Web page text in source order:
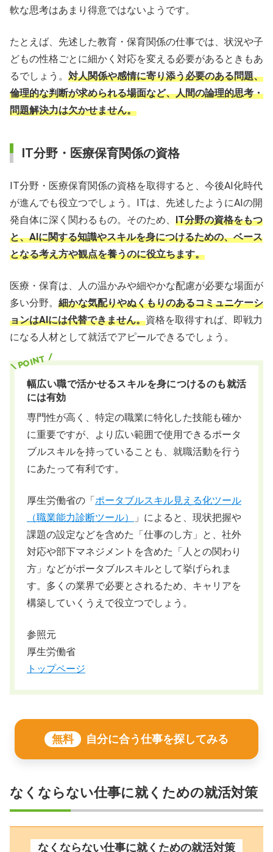
軟な思考はあまり得意ではないようです。
たとえば、先述した教育・保育関係の仕事では、状況や子
どもの性格ごとに細かく対応を変える必要があるときもあ
るでしょう。 対人関係や感情に寄り添う必要のある問題、
倫理的な判断が求められる場面など、人間の論理的思考・
問題解決力は欠かせません。
IT分野・医療保育関係の資格
IT分野・医療保育関係の資格を取得すると、今後AI化時代
が進んでも役立つでしょう。ITは、先述したようにAIの開
発自体に深く関わるもの。そのため、 IT分野の資格をもつ
と、AIに関する知識やスキルを身につけるための、ベース
となる考え方や観点を養うのに役立ちます。
医療・保育は、人の温かみや細やかな配慮が必要な場面が
多い分野。 細かな気配りやぬくもりのあるコミュニケーシ
ョンはAIには代替できません。資格を取得すれば、即戦力
になる人材として就活でアピールできるでしょう。
幅広い職で活かせるスキルを身につけるのも就活
には有効
専門性が高く、特定の職業に特化した技能も確か
に重要ですが、より広い範囲で使用できるポータ
ブルスキルを持っていることも、就職活動を行う
にあたって有利です。
厚生労働省の「 ポータブルスキル見える化ツール
（職業能力診断ツール）
」によると、現状把握や
課題の設定などを含めた「仕事のし方」と、社外
対応や部下マネジメントを含めた「人との関わり
方」などがポータブルスキルとして挙げられま
す。多くの業界で必要とされるため、キャリアを
構築していくうえで役立つでしょう。
参照元
厚生労働省
トップページ
無料 自分に合う仕事を探してみる
なくならない仕事に就くための就活対策
なくならない仕事に就くための就活対策